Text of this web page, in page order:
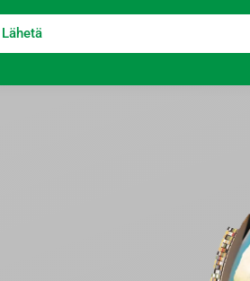
Lähetä